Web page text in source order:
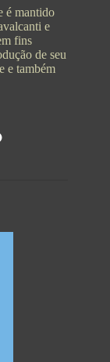
é mantido
e
fins
de seu
e também